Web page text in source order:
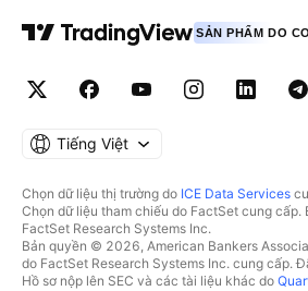
SẢN PHẨM DO
Tiếng Việt
Chọn dữ liệu thị trường do ICE Data Services
Chọn dữ liệu tham chiếu do FactSet cung
FactSet Research Systems Inc.
Bản quyền © 2026, American Bankers
do FactSet Research Systems Inc. cung cấp.
Hồ sơ nộp lên SEC và các tài liệu khác do